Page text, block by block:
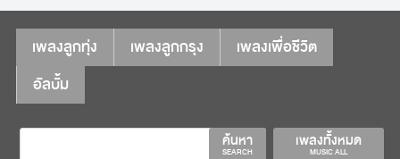
เพลงลูกทุ่ง เพลงลูกกรุง
เพลงเพื่อชีวิต
อัลบั้ม
เพลงทั้งหมด
MUSIC ALL
ค้นหา
SEARCH